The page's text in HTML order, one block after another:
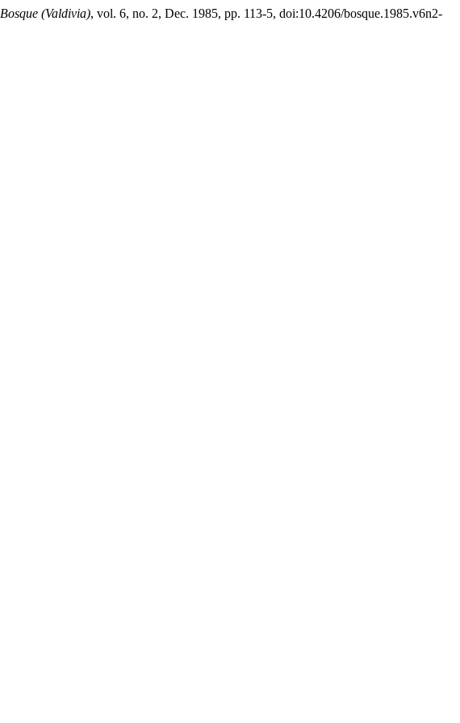
Bosque (Valdivia), vol. 6, no. 2, Dec. 1985, pp. 113-5, doi:10.4206/bosque.1985.v6n2-